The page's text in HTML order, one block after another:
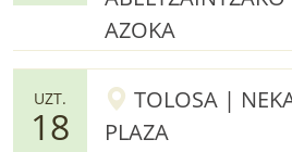
AZOKA
UZT.
18
TOLOSA |
PLAZA